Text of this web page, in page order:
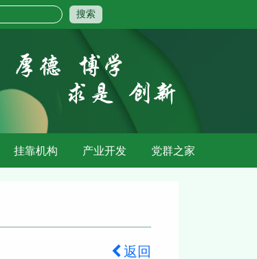
搜索
挂靠机构 产业开发 党群之家
返回